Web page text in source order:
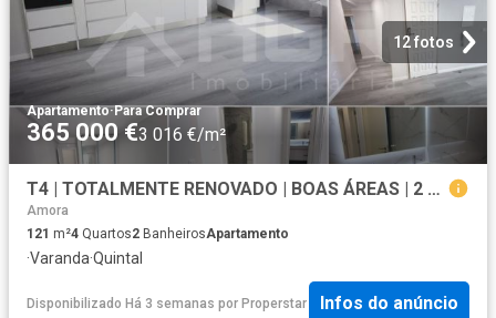
12 fotos
Apartamento·Para Comprar
365 000 €3 016 €/m²
T4 | TOTALMENTE RENOVADO | BOAS ÁREAS | 2 CASAS DE BANHO | AMORA SEIXAL
Amora
121 m²4 Quartos2 BanheirosApartamento
·Varanda·Quintal
Disponibilizado Há 3 semanas por Properstar Infos do anúncio